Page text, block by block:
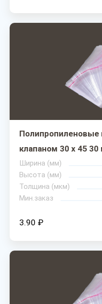
клапаном 30 х 45
Ширина (мм)
Высота (мм)
Толщина (мкм)
Мин.заказ
3.90 ₽